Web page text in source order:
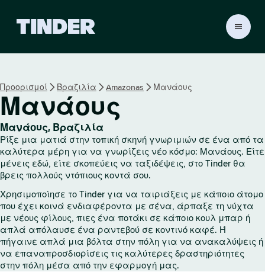
ή
σ
ε
λ
ί
δ
α
T
n
d
e
r
Προορισμοί Βραζιλία Amazonas Μανάους
Μανάους
Μανάους, Βραζιλία
Ρίξε μια ματιά στην τοπική σκηνή γνωριμιών σε ένα από τα
καλύτερα μέρη για να γνωρίζεις νέο κόσμο: Μανάους. Είτε
μένεις εδώ, είτε σκοπεύεις να ταξιδέψεις, στο Tinder θα
βρεις πολλούς ντόπιους κοντά σου.
Χρησιμοποίησε το Tinder για να ταιριάξεις με κάποιο άτομο
που έχει κοινά ενδιαφέροντα με σένα, άρπαξε τη νύχτα
με νέους φίλους, πιες ένα ποτάκι σε κάποιο κουλ μπαρ ή
απλά απόλαυσε ένα ραντεβού σε κοντινό καφέ. Ή
πήγαινε απλά μια βόλτα στην πόλη για να ανακαλύψεις ή
να επαναπροσδιορίσεις τις καλύτερες δραστηριότητες
στην πόλη μέσα από την εφαρμογή μας.